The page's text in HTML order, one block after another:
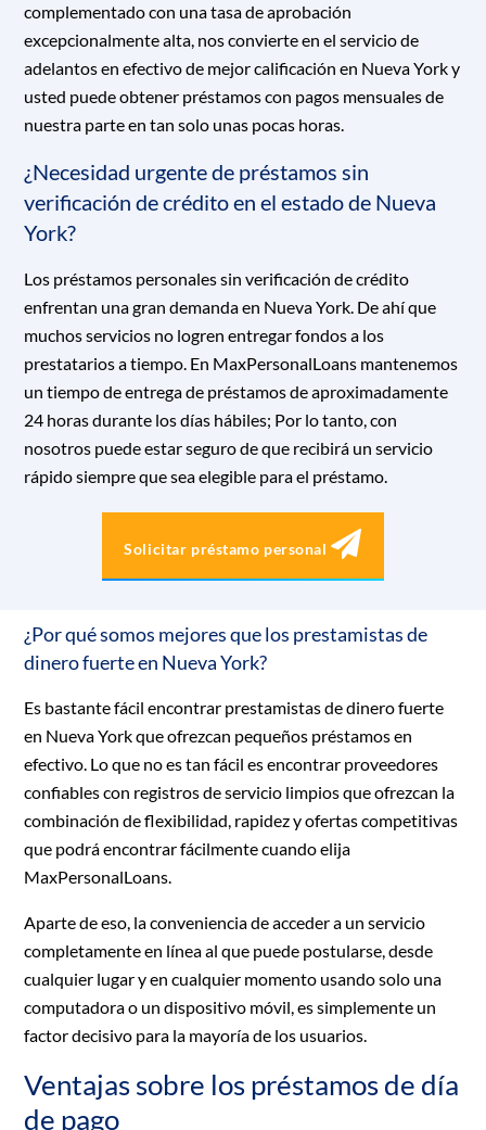
complementado con una tasa de aprobación
excepcionalmente alta, nos convierte en el servicio de
adelantos en efectivo de mejor calificación en Nueva York y
usted puede obtener préstamos con pagos mensuales de
nuestra parte en tan solo unas pocas horas.
¿Necesidad urgente de préstamos sin
verificación de crédito en el estado de Nueva
York?
Los préstamos personales sin verificación de crédito
enfrentan una gran demanda en Nueva York. De ahí que
muchos servicios no logren entregar fondos a los
prestatarios a tiempo. En MaxPersonalLoans mantenemos
un tiempo de entrega de préstamos de aproximadamente
24 horas durante los días hábiles; Por lo tanto, con
nosotros puede estar seguro de que recibirá un servicio
rápido siempre que sea elegible para el préstamo.
Solicitar préstamo personal
¿Por qué somos mejores que los prestamistas de
dinero fuerte en Nueva York?
Es bastante fácil encontrar prestamistas de dinero fuerte
en Nueva York que ofrezcan pequeños préstamos en
efectivo. Lo que no es tan fácil es encontrar proveedores
confiables con registros de servicio limpios que ofrezcan la
combinación de flexibilidad, rapidez y ofertas competitivas
que podrá encontrar fácilmente cuando elija
MaxPersonalLoans.
Aparte de eso, la conveniencia de acceder a un servicio
completamente en línea al que puede postularse, desde
cualquier lugar y en cualquier momento usando solo una
computadora o un dispositivo móvil, es simplemente un
factor decisivo para la mayoría de los usuarios.
Ventajas sobre los préstamos de día
de pago